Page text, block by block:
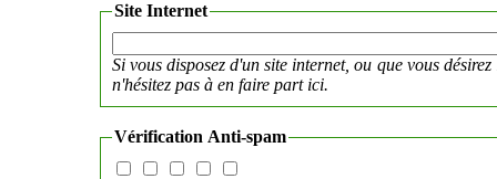
Site Internet
Si vous disposez d'un site internet, ou que vous
n'hésitez pas à en faire part ici.
Vérification Anti-spam